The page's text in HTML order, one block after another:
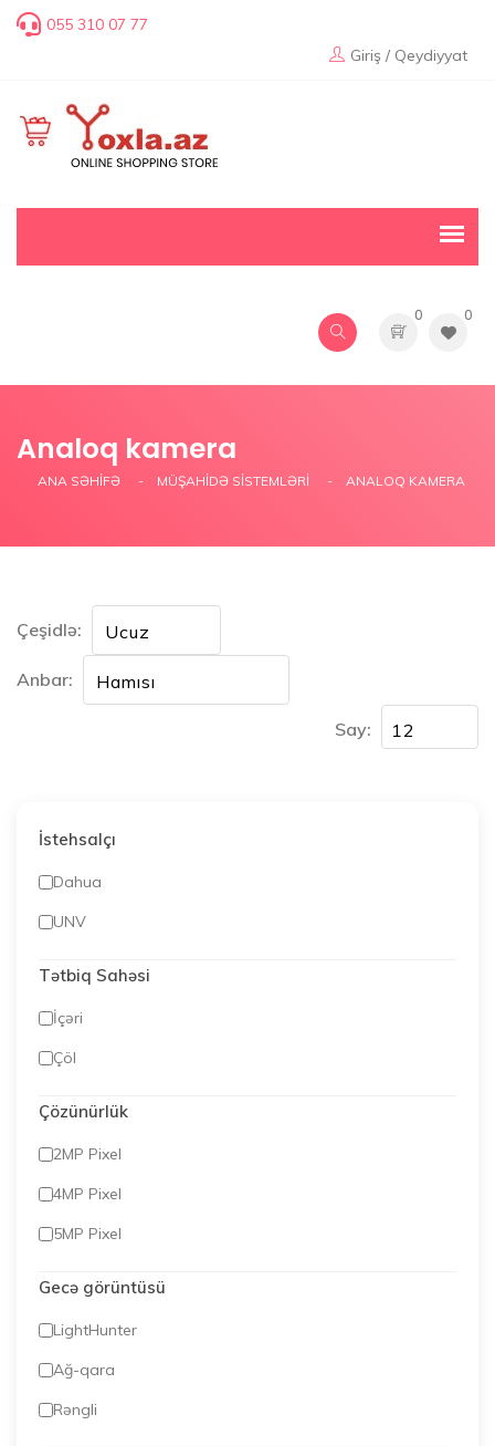
055 310 07 77
Giriş / Qeydiyyat
0 0
Analoq kamera
ANA SƏHIFƏ MÜŞAHİDƏ SİSTEMLƏRİ ANALOQ KAMERA
Çeşidlə:
Anbar:
Say:
İstehsalçı
Dahua
UNV
Tətbiq Sahəsi
İçəri
Çöl
Çözünürlük
2MP Pixel
4MP Pixel
5MP Pixel
Gecə görüntüsü
LightHunter
Ağ-qara
Rəngli